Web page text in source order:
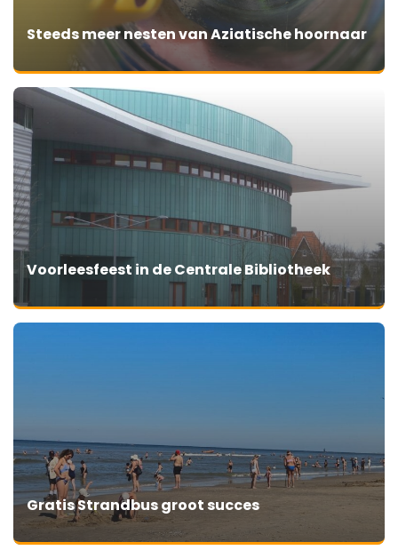
Steeds meer nesten van Aziatische hoornaar
Voorleesfeest in de Centrale Bibliotheek
Gratis Strandbus groot succes